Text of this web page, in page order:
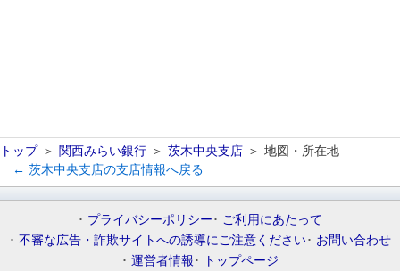
トップ 関西みらい銀行 茨木中央支店
地図・所在地
← 茨木中央支店の支店情報へ戻る
プライバシーポリシー
ご利用にあたって
不審な広告・詐欺サイトへの誘導にご注意ください
お問い合わせ
運営者情報
トップページ